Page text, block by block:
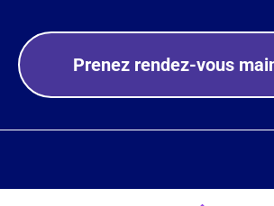
Prenez rendez-vous